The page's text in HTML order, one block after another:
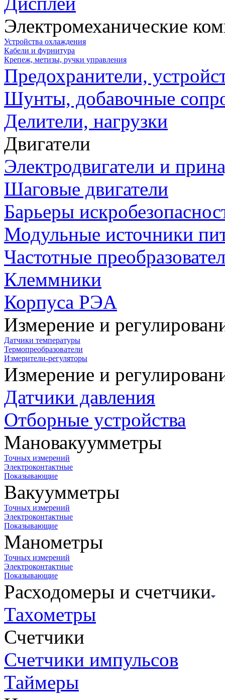
Электромеханические
Устройства охлаждения
Кабели и фурнитура
Крепеж, метизы, ручки управления
Предохранители,
Шунты, добавочные
Делители, нагрузки
Двигатели
Электродвигатели и
Шаговые двигатели
Барьеры
Модульные источники
Частотные
Клеммники
Корпуса РЭА
Измерение и
Датчики температуры
Термопреобразователи
Измерители-регуляторы
Измерение и
Датчики давления
Отборные устройства
Мановакуумметры
Точных измерений
Электроконтактные
Показывающие
Вакуумметры
Точных измерений
Электроконтактные
Показывающие
Манометры
Точных измерений
Электроконтактные
Показывающие
Расходомеры и счетчики
Тахометры
Счетчики
Счетчики импульсов
Таймеры